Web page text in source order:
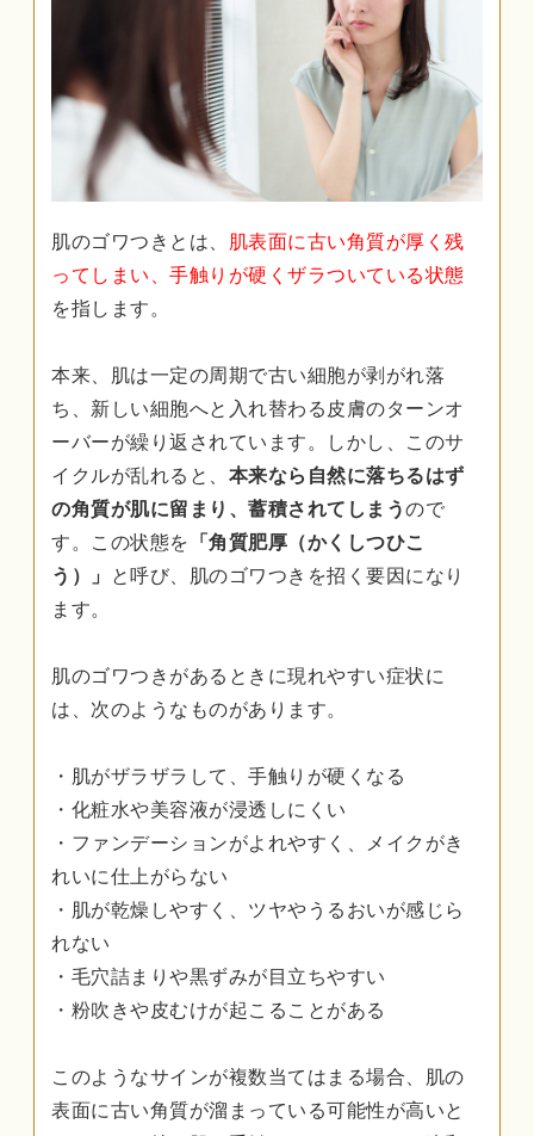
肌のゴワつきとは、 肌表面に古い角質が厚く残
ってしまい、手触りが硬くザラついている状態
を指します。
本来、肌は一定の周期で古い細胞が剥がれ落
ち、新しい細胞へと入れ替わる皮膚のターンオ
ーバーが繰り返されています。しかし、このサ
イクルが乱れると、 本来なら自然に落ちるはず
の角質が肌に留まり、蓄積されてしまうので
す。この状態を 「角質肥厚（かくしつひこ
う）」
と呼び、肌のゴワつきを招く要因になり
ます。
肌のゴワつきがあるときに現れやすい症状に
は、次のようなものがあります。
・肌がザラザラして、手触りが硬くなる
・化粧水や美容液が浸透しにくい
・ファンデーションがよれやすく、メイクがき
れいに仕上がらない
・肌が乾燥しやすく、ツヤやうるおいが感じら
れない
・毛穴詰まりや黒ずみが目立ちやすい
・粉吹きや皮むけが起こることがある
このようなサインが複数当てはまる場合、肌の
表面に古い角質が溜まっている可能性が高いと